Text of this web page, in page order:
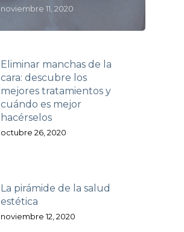
noviembre 11, 2020
Eliminar manchas de la
cara: descubre los
mejores tratamientos y
cuándo es mejor
hacérselos
octubre 26, 2020
La pirámide de la salud
estética
noviembre 12, 2020